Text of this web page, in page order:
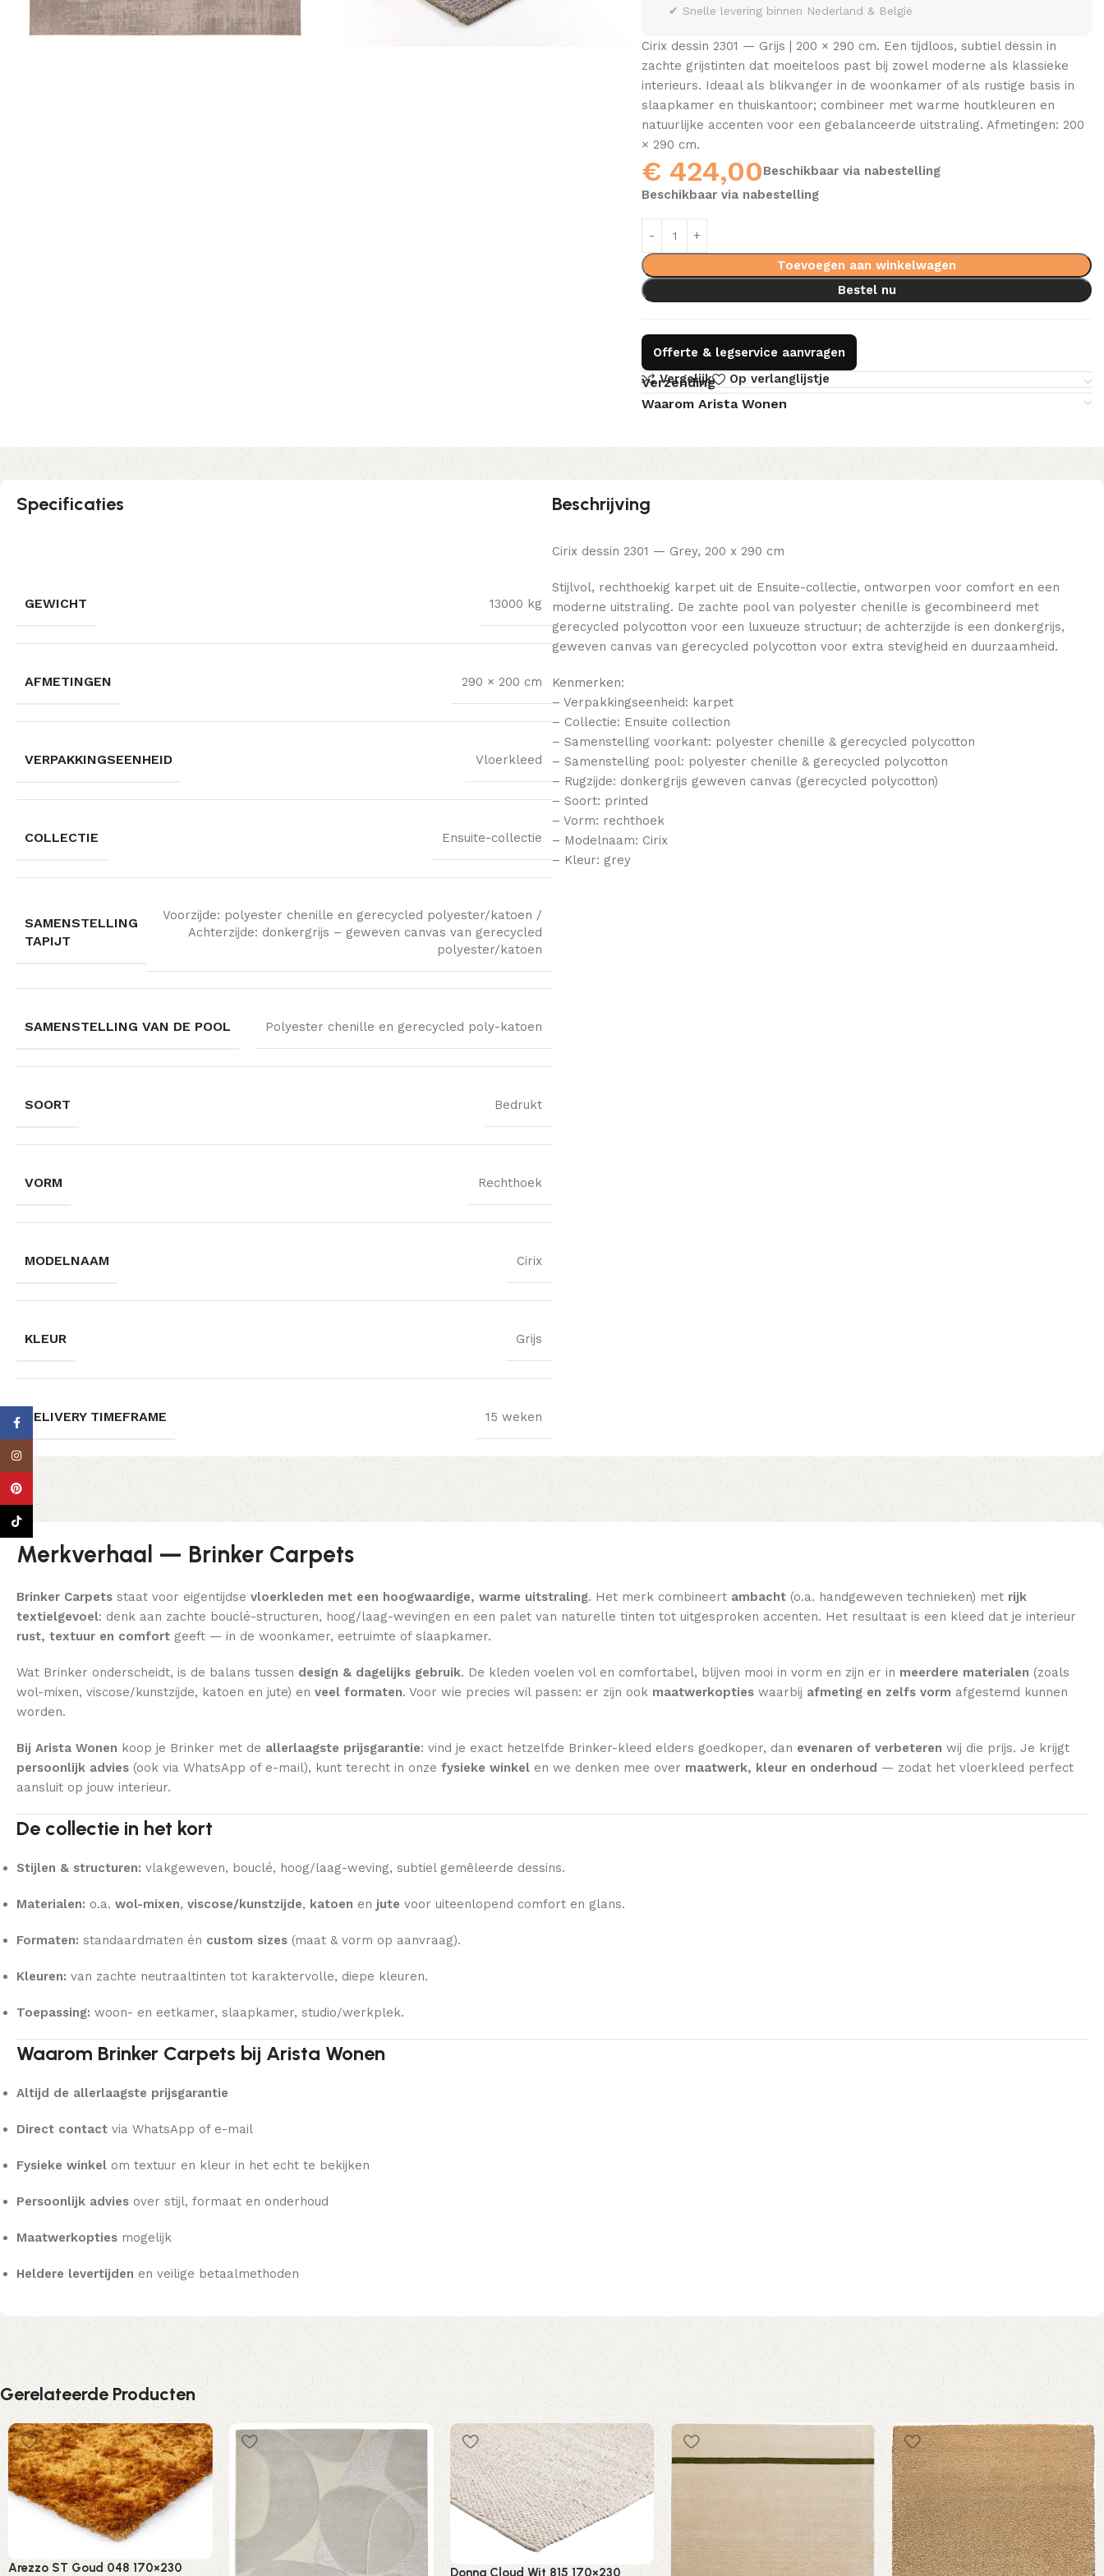
✔ Snelle levering binnen Nederland & België
Cirix dessin 2301 — Grijs | 200 × 290 cm. Een tijdloos, subtiel dessin in
zachte grijstinten dat moeiteloos past bij zowel moderne als klassieke
interieurs. Ideaal als blikvanger in de woonkamer of als rustige basis in
slaapkamer en thuiskantoor; combineer met warme houtkleuren en
natuurlijke accenten voor een gebalanceerde uitstraling. Afmetingen: 200
× 290 cm.
€ 424,00Beschikbaar via nabestelling
Beschikbaar via nabestelling
Toevoegen aan winkelwagen
Bestel nu
Offerte & legservice aanvragen
Vergelijk
Op verlanglijstje
Verzending
Waarom Arista Wonen
Specificaties
GEWICHT 13000 kg
AFMETINGEN 290 × 200 cm
VERPAKKINGSEENHEID Vloerkleed
COLLECTIE Ensuite-collectie
SAMENSTELLING
TAPIJT
Voorzijde: polyester chenille en gerecycled polyester/katoen /
Achterzijde: donkergrijs – geweven canvas van gerecycled
polyester/katoen
SAMENSTELLING VAN DE POOL Polyester chenille en gerecycled poly-katoen
SOORT Bedrukt
VORM Rechthoek
MODELNAAM Cirix
KLEUR Grijs
DELIVERY TIMEFRAME 15 weken
Beschrijving
Cirix dessin 2301 — Grey, 200 x 290 cm
Stijlvol, rechthoekig karpet uit de Ensuite-collectie, ontworpen voor comfort en een
moderne uitstraling. De zachte pool van polyester chenille is gecombineerd met
gerecycled polycotton voor een luxueuze structuur; de achterzijde is een donkergrijs,
geweven canvas van gerecycled polycotton voor extra stevigheid en duurzaamheid.
Kenmerken:
– Verpakkingseenheid: karpet
– Collectie: Ensuite collection
– Samenstelling voorkant: polyester chenille & gerecycled polycotton
– Samenstelling pool: polyester chenille & gerecycled polycotton
– Rugzijde: donkergrijs geweven canvas (gerecycled polycotton)
– Soort: printed
– Vorm: rechthoek
– Modelnaam: Cirix
– Kleur: grey
Merkverhaal — Brinker Carpets
Brinker Carpets staat voor eigentijdse vloerkleden met een hoogwaardige, warme uitstraling. Het merk combineert ambacht (o.a. handgeweven technieken) met rijk
textielgevoel: denk aan zachte bouclé-structuren, hoog/laag-wevingen en een palet van naturelle tinten tot uitgesproken accenten. Het resultaat is een kleed dat je interieur
rust, textuur en comfort geeft — in de woonkamer, eetruimte of slaapkamer.
Wat Brinker onderscheidt, is de balans tussen design & dagelijks gebruik. De kleden voelen vol en comfortabel, blijven mooi in vorm en zijn er in meerdere materialen (zoals
wol-mixen, viscose/kunstzijde, katoen en jute) en veel formaten. Voor wie precies wil passen: er zijn ook maatwerkopties waarbij afmeting en zelfs vorm afgestemd kunnen
worden.
Bij Arista Wonen koop je Brinker met de allerlaagste prijsgarantie: vind je exact hetzelfde Brinker-kleed elders goedkoper, dan evenaren of verbeteren wij die prijs. Je krijgt
persoonlijk advies (ook via WhatsApp of e-mail), kunt terecht in onze fysieke winkel en we denken mee over maatwerk, kleur en onderhoud — zodat het vloerkleed perfect
aansluit op jouw interieur.
De collectie in het kort
Stijlen & structuren: vlakgeweven, bouclé, hoog/laag-weving, subtiel gemêleerde dessins.
Materialen: o.a. wol-mixen, viscose/kunstzijde, katoen en jute voor uiteenlopend comfort en glans.
Formaten: standaardmaten én custom sizes (maat & vorm op aanvraag).
Kleuren: van zachte neutraaltinten tot karaktervolle, diepe kleuren.
Toepassing: woon- en eetkamer, slaapkamer, studio/werkplek.
Waarom Brinker Carpets bij Arista Wonen
Altijd de allerlaagste prijsgarantie
Direct contact via WhatsApp of e-mail
Fysieke winkel om textuur en kleur in het echt te bekijken
Persoonlijk advies over stijl, formaat en onderhoud
Maatwerkopties mogelijk
Heldere levertijden en veilige betaalmethoden
Gerelateerde Producten
Arezzo ST Goud 048 170×230 Donna Cloud Wit 815 170×230
Facebook
Instagram
Pinterest
TikTok